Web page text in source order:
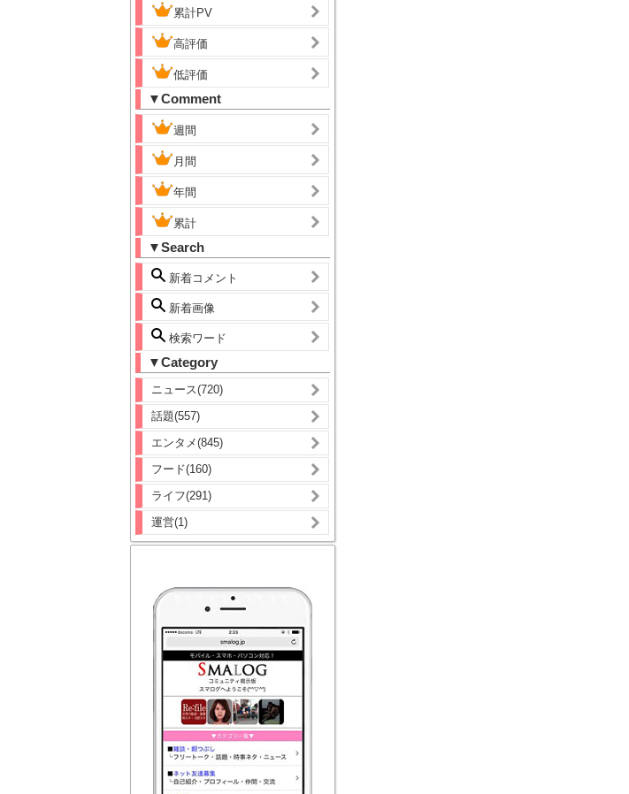
累計PV
高評価
低評価
▼Comment
週間
月間
年間
累計
▼Search
新着コメント
新着画像
検索ワード
▼Category
ニュース(720)
話題(557)
エンタメ(845)
フード(160)
ライフ(291)
運営(1)